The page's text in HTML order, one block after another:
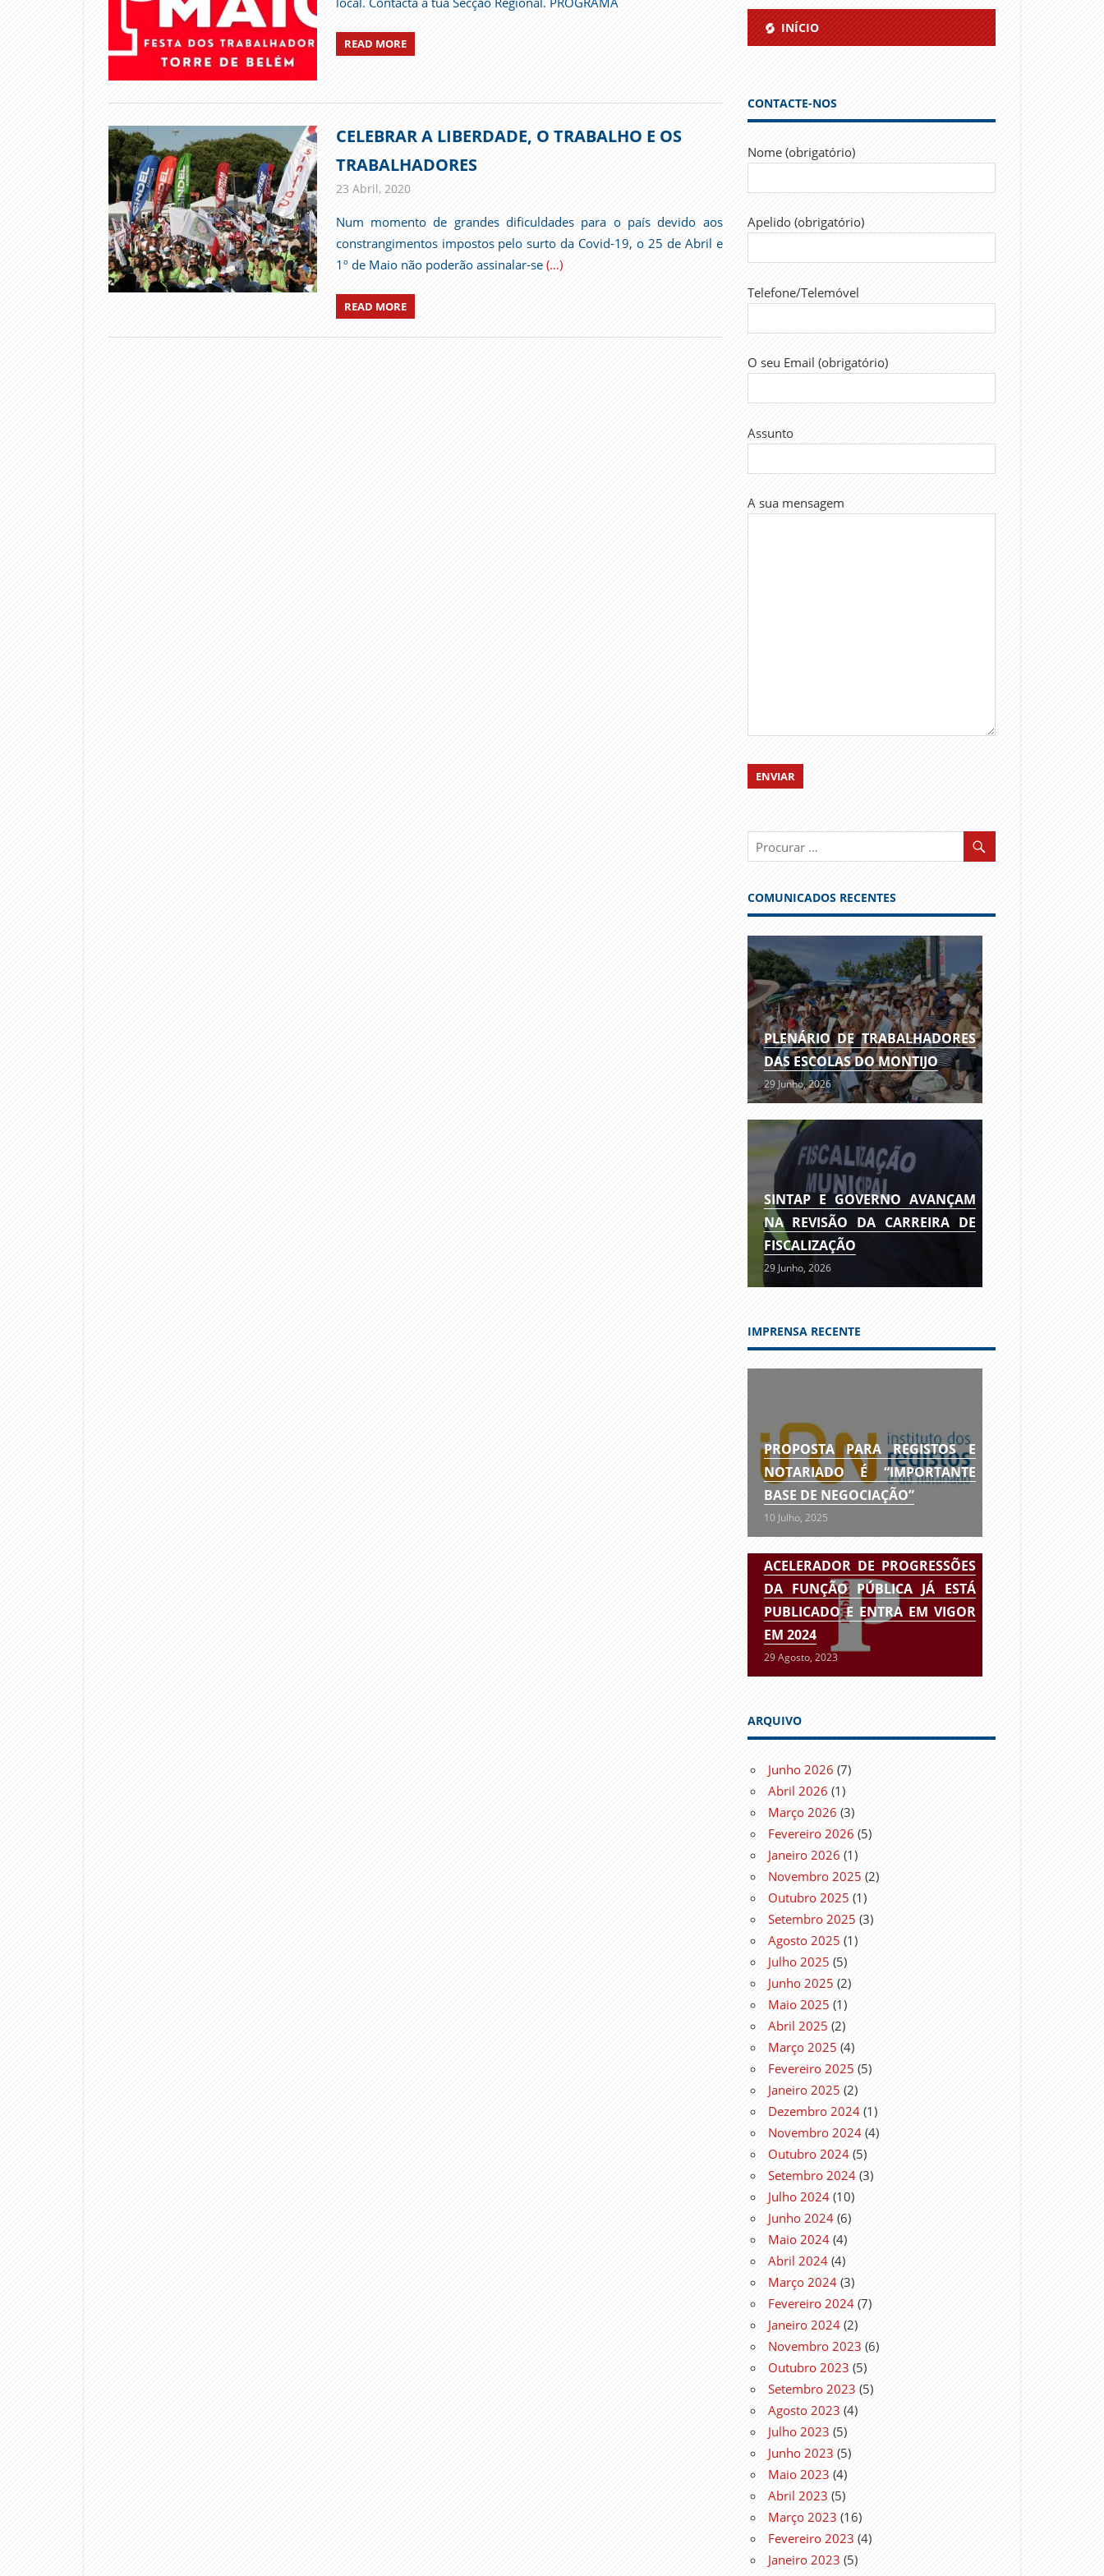
READ MORE
CELEBRAR A LIBERDADE, O TRABALHO E OS
TRABALHADORES
23 Abril, 2020admin
Comunicados
Num momento de grandes dificuldades para o país devido aos
constrangimentos impostos pelo surto da Covid-19, o 25 de Abril e
1º de Maio não poderão assinalar-se (…)
READ MORE
INÍCIO
CONTACTE-NOS
Nome (obrigatório)
Apelido (obrigatório)
Telefone/Telemóvel
O seu Email (obrigatório)
Assunto
A sua mensagem
COMUNICADOS RECENTES
PLENÁRIO DE TRABALHADORES
DAS ESCOLAS DO MONTIJO
29 Junho, 2026
SINTAP E GOVERNO AVANÇAM
NA REVISÃO DA CARREIRA DE
FISCALIZAÇÃO
29 Junho, 2026
IMPRENSA RECENTE
PROPOSTA PARA REGISTOS E
NOTARIADO É “IMPORTANTE
BASE DE NEGOCIAÇÃO”
10 Julho, 2025
ACELERADOR DE PROGRESSÕES
DA FUNÇÃO PÚBLICA JÁ ESTÁ
PUBLICADO E ENTRA EM VIGOR
EM 2024
29 Agosto, 2023
ARQUIVO
Junho 2026 (7)
Abril 2026 (1)
Março 2026 (3)
Fevereiro 2026 (5)
Janeiro 2026 (1)
Novembro 2025 (2)
Outubro 2025 (1)
Setembro 2025 (3)
Agosto 2025 (1)
Julho 2025 (5)
Junho 2025 (2)
Maio 2025 (1)
Abril 2025 (2)
Março 2025 (4)
Fevereiro 2025 (5)
Janeiro 2025 (2)
Dezembro 2024 (1)
Novembro 2024 (4)
Outubro 2024 (5)
Setembro 2024 (3)
Julho 2024 (10)
Junho 2024 (6)
Maio 2024 (4)
Abril 2024 (4)
Março 2024 (3)
Fevereiro 2024 (7)
Janeiro 2024 (2)
Novembro 2023 (6)
Outubro 2023 (5)
Setembro 2023 (5)
Agosto 2023 (4)
Julho 2023 (5)
Junho 2023 (5)
Maio 2023 (4)
Abril 2023 (5)
Março 2023 (16)
Fevereiro 2023 (4)
Janeiro 2023 (5)